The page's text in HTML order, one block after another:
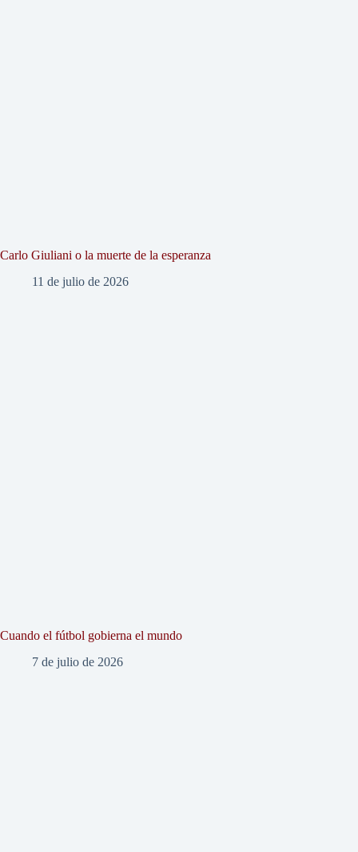
Carlo Giuliani o la muerte de la esperanza
11 de julio de 2026
Cuando el fútbol gobierna el mundo
7 de julio de 2026